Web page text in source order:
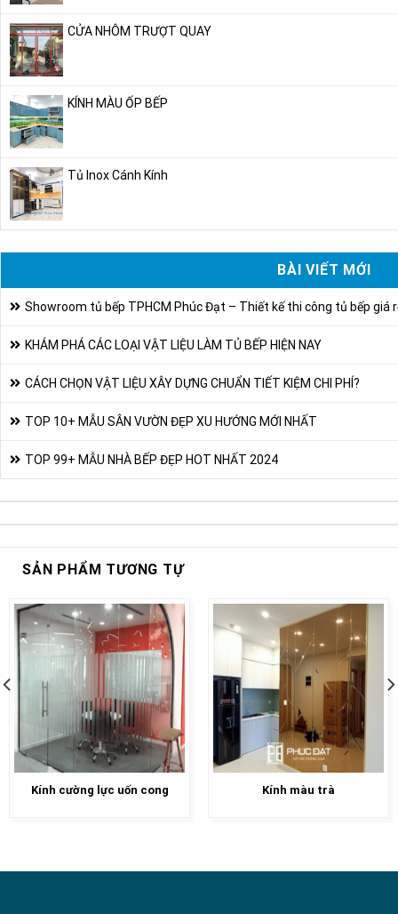
CỬA NHÔM TRƯỢT QUAY
KÍNH MÀU ỐP BẾP
Tủ Inox Cánh Kính
BÀI VIẾT MỚI
Showroom tủ bếp TPHCM Phúc Đạt – Thiết kế thi công tủ bếp giá
KHÁM PHÁ CÁC LOẠI VẬT LIỆU LÀM TỦ BẾP HIỆN NAY
CÁCH CHỌN VẬT LIỆU XÂY DỰNG CHUẨN TIẾT KIỆM CHI PHÍ?
TOP 10+ MẪU SÂN VƯỜN ĐẸP XU HƯỚNG MỚI NHẤT
TOP 99+ MẪU NHÀ BẾP ĐẸP HOT NHẤT 2024
SẢN PHẨM TƯƠNG TỰ
Kính cường lực uốn cong Kính màu trà